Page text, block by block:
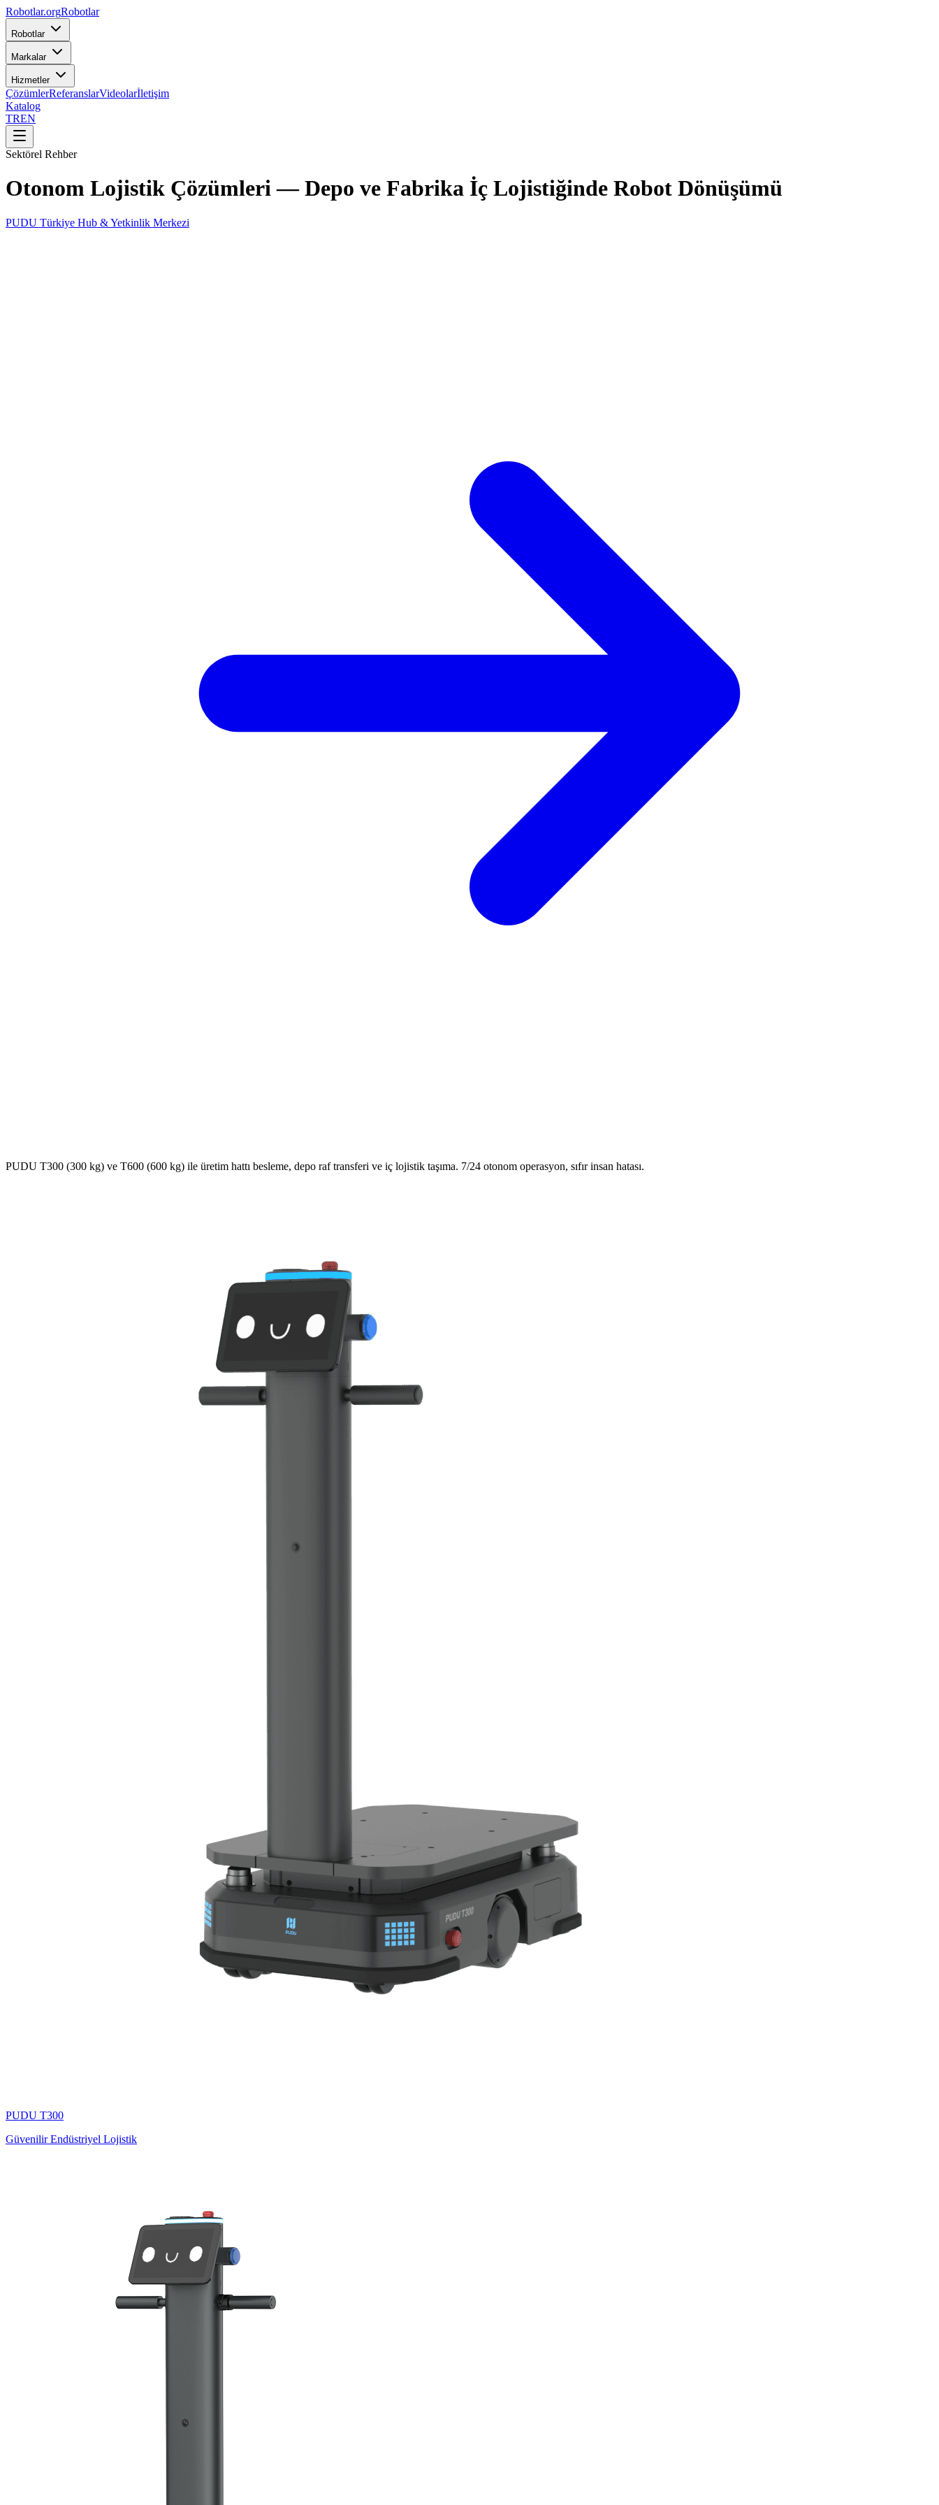
Robotlar.orgRobotlar
Robotlar
Markalar
Hizmetler
ÇözümlerReferanslarVideolarİletişim
Katalog
TREN
Sektörel Rehber
Otonom Lojistik Çözümleri — Depo ve Fabrika İç Lojistiğinde Robot Dönüşümü
PUDU Türkiye Hub & Yetkinlik Merkezi
PUDU T300 (300 kg) ve T600 (600 kg) ile üretim hattı besleme, depo raf transferi ve iç lojistik taşıma. 7/24 otonom operasyon, sıfır insan hatası.
PUDU T300
Güvenilir Endüstriyel Lojistik